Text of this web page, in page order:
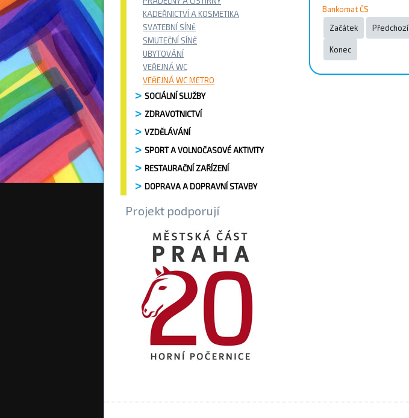
KADEŘNICTVÍ A KOSMETIKA
SVATEBNÍ SÍNĚ
SMUTEČNÍ SÍNĚ
UBYTOVÁNÍ
VEŘEJNÁ WC
VEŘEJNÁ WC METRO
SOCIÁLNÍ SLUŽBY
ZDRAVOTNICTVÍ
VZDĚLÁVÁNÍ
SPORT A VOLNOČASOVÉ AKTIVITY
RESTAURAČNÍ ZAŘÍZENÍ
DOPRAVA A DOPRAVNÍ STAVBY
Projekt podporují
Vyhledat
Strana 8 z 127
Bankomat ČS
Začátek
Předchozí
Konec